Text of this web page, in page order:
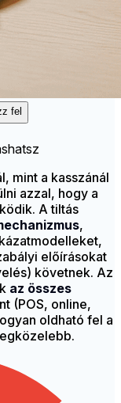
fel
mint a kasszánál
azzal, hogy a
A tiltás
,
előírásokat
követnek. Az
az összes
(POS, online,
oldható fel a